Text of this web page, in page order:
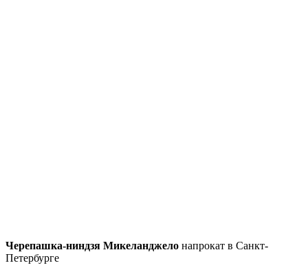
Черепашка-ниндзя Микеланджело напрокат в Санкт-
Петербурге